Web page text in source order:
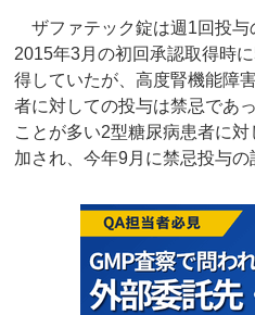
ザファテック錠は週1回投与
2015年3月の初回承認取得時
得していたが、高度腎機能障
者に対しての投与は禁忌であ
ことが多い2型糖尿病患者に
加され、今年9月に禁忌投与の